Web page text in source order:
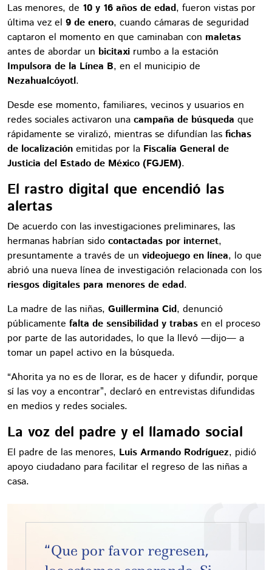
Las menores, de 10 y 16 años de edad, fueron vistas por
última vez el 9 de enero, cuando cámaras de seguridad
captaron el momento en que caminaban con maletas
antes de abordar un bicitaxi rumbo a la estación
Impulsora de la Línea B, en el municipio de
Nezahualcóyotl.
Desde ese momento, familiares, vecinos y usuarios en
redes sociales activaron una campaña de búsqueda que
rápidamente se viralizó, mientras se difundían las fichas
de localización emitidas por la Fiscalía General de
Justicia del Estado de México (FGJEM).
El rastro digital que encendió las
alertas
De acuerdo con las investigaciones preliminares, las
hermanas habrían sido contactadas por internet,
presuntamente a través de un videojuego en línea, lo que
abrió una nueva línea de investigación relacionada con los
riesgos digitales para menores de edad.
La madre de las niñas, Guillermina Cid, denunció
públicamente falta de sensibilidad y trabas en el proceso
por parte de las autoridades, lo que la llevó —dijo— a
tomar un papel activo en la búsqueda.
“Ahorita ya no es de llorar, es de hacer y difundir, porque
sí las voy a encontrar”, declaró en entrevistas difundidas
en medios y redes sociales.
La voz del padre y el llamado social
El padre de las menores, Luis Armando Rodríguez, pidió
apoyo ciudadano para facilitar el regreso de las niñas a
casa.
“Que por favor regresen,